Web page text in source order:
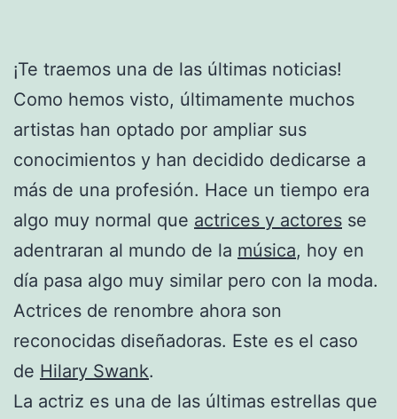
¡Te traemos una de las últimas noticias!
Como hemos visto, últimamente muchos
artistas han optado por ampliar sus
conocimientos y han decidido dedicarse a
más de una profesión. Hace un tiempo era
algo muy normal que actrices y actores se
adentraran al mundo de la música, hoy en
día pasa algo muy similar pero con la moda.
Actrices de renombre ahora son
reconocidas diseñadoras. Este es el caso
de Hilary Swank.
La actriz es una de las últimas estrellas que